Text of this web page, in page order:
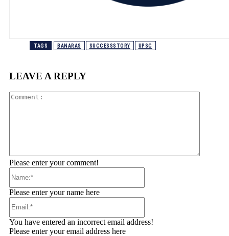
TAGS BANARAS SUCCESSSTORY UPSC
LEAVE A REPLY
Please enter your comment!
Please enter your name here
You have entered an incorrect email address!
Please enter your email address here